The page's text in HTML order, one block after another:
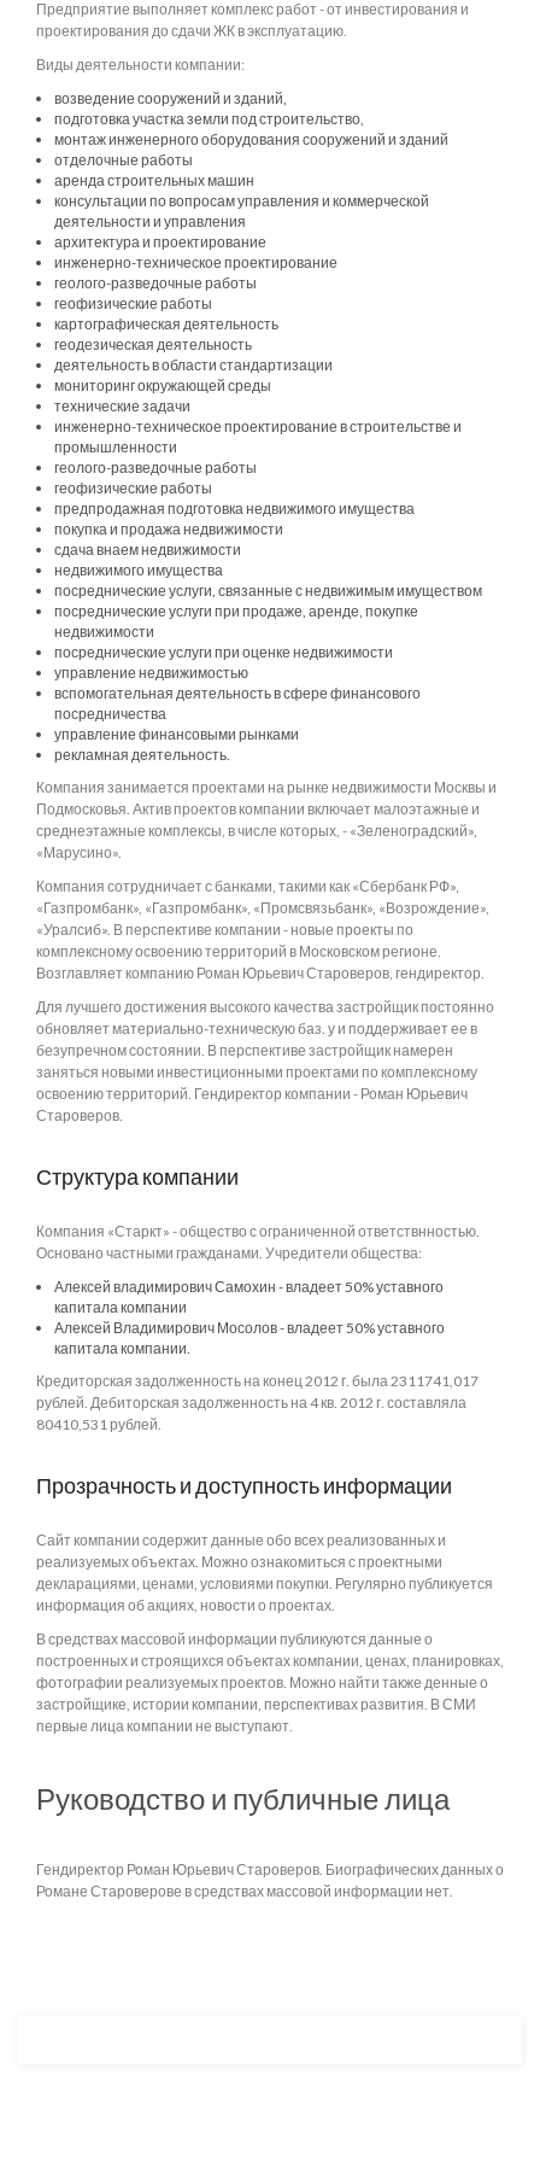
Предприятие выполняет комплекс работ - от инвестирования и
проектирования до сдачи ЖК в эксплуатацию.
Виды деятельности компании:
возведение сооружений и зданий,
подготовка участка земли под строительство,
монтаж инженерного оборудования сооружений и зданий
отделочные работы
аренда строительных машин
консультации по вопросам управления и коммерческой
деятельности и управления
архитектура и проектирование
инженерно-техническое проектирование
геолого-разведочные работы
геофизические работы
картографическая деятельность
геодезическая деятельность
деятельность в области стандартизации
мониторинг окружающей среды
технические задачи
инженерно-техническое проектирование в строительстве и
промышленности
геолого-разведочные работы
геофизические работы
предпродажная подготовка недвижимого имущества
покупка и продажа недвижимости
сдача внаем недвижимости
недвижимого имущества
посреднические услуги, связанные с недвижимым имуществом
посреднические услуги при продаже, аренде, покупке
недвижимости
посреднические услуги при оценке недвижимости
управление недвижимостью
вспомогательная деятельность в сфере финансового
посредничества
управление финансовыми рынками
рекламная деятельность.
Компания занимается проектами на рынке недвижимости Москвы и
Подмосковья. Актив проектов компании включает малоэтажные и
среднеэтажные комплексы, в числе которых, - «Зеленоградский»,
«Марусино».
Компания сотрудничает с банками, такими как «Сбербанк РФ»,
«Газпромбанк», «Газпромбанк», «Промсвязьбанк», «Возрождение»,
«Уралсиб». В перспективе компании - новые проекты по
комплексному освоению территорий в Московском регионе.
Возглавляет компанию Роман Юрьевич Староверов, гендиректор.
Для лучшего достижения высокого качества застройщик постоянно
обновляет материально-техническую баз. у и поддерживает ее в
безупречном состоянии. В перспективе застройщик намерен
заняться новыми инвестиционными проектами по комплексному
освоению территорий. Гендиректор компании - Роман Юрьевич
Староверов.
Структура компании
Компания «Старкт» - общество с ограниченной ответствнностью.
Основано частными гражданами. Учредители общества:
Алексей владимирович Самохин - владеет 50% уставного
капитала компании
Алексей Владимирович Мосолов - владеет 50% уставного
капитала компании.
Кредиторская задолженность на конец 2012 г. была 2311741,017
рублей. Дебиторская задолженность на 4 кв. 2012 г. составляла
80410,531 рублей.
Прозрачность и доступность информации
Сайт компании содержит данные обо всех реализованных и
реализуемых объектах. Можно ознакомиться с проектными
декларациями, ценами, условиями покупки. Регулярно публикуется
информация об акциях, новости о проектах.
В средствах массовой информации публикуются данные о
построенных и строящихся объектах компании, ценах, планировках,
фотографии реализуемых проектов. Можно найти также денные о
застройщике, истории компании, перспективах развития. В СМИ
первые лица компании не выступают.
Руководство и публичные лица
Гендиректор Роман Юрьевич Староверов. Биографических данных о
Романе Староверове в средствах массовой информации нет.